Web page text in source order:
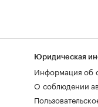
Юридическая
Информация об
О соблюдении